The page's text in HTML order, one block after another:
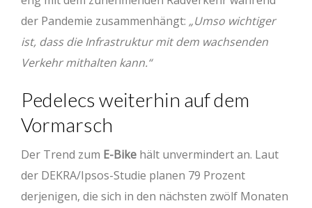
der Pandemie zusammenhängt: „Umso wichtiger
ist, dass die Infrastruktur mit dem wachsenden
Verkehr mithalten kann.“
Pedelecs weiterhin auf dem
Vormarsch
Der Trend zum E-Bike hält unvermindert an. Laut
der DEKRA/Ipsos-Studie planen 79 Prozent
derjenigen, die sich in den nächsten zwölf Monaten